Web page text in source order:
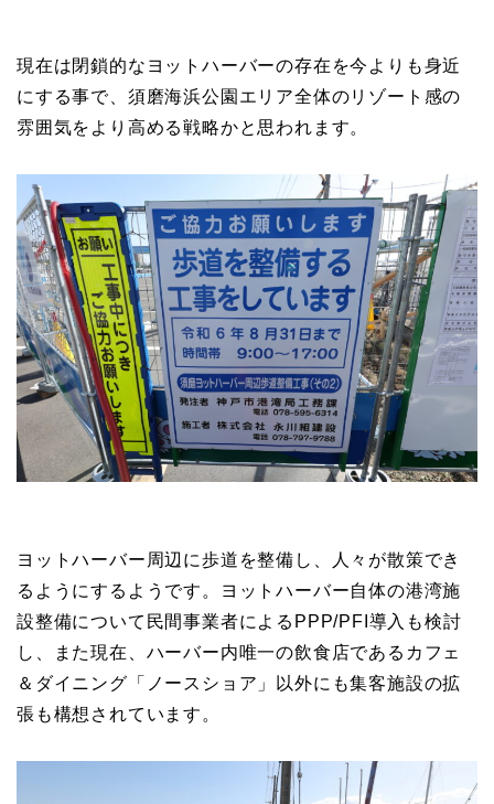
現在は閉鎖的なヨットハーバーの存在を今よりも身近
にする事で、須磨海浜公園エリア全体のリゾート感の
雰囲気をより高める戦略かと思われます。
ヨットハーバー周辺に歩道を整備し、人々が散策でき
るようにするようです。ヨットハーバー自体の港湾施
設整備について民間事業者によるPPP/PFI導入も検討
し、また現在、ハーバー内唯一の飲食店であるカフェ
＆ダイニング「ノースショア」以外にも集客施設の拡
張も構想されています。